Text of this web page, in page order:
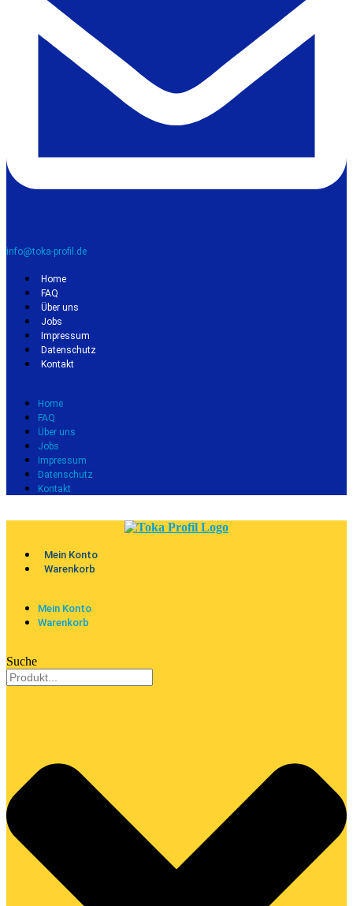
info@toka-profil.de
Home
FAQ
Über uns
Jobs
Impressum
Datenschutz
Kontakt
Home
FAQ
Über uns
Jobs
Impressum
Datenschutz
Kontakt
Mein Konto
Warenkorb
Mein Konto
Warenkorb
Suche